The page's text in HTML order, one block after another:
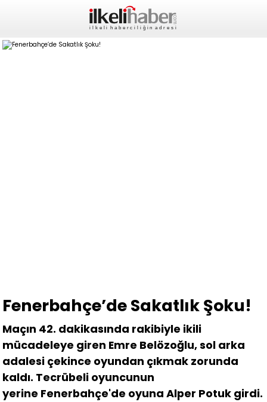
Fenerbahçe’de Sakatlık Şoku!
Maçın 42. dakikasında rakibiyle ikili
mücadeleye giren Emre Belözoğlu, sol arka
adalesi çekince oyundan çıkmak zorunda
kaldı. Tecrübeli oyuncunun
yerine Fenerbahçe'de oyuna Alper Potuk girdi.